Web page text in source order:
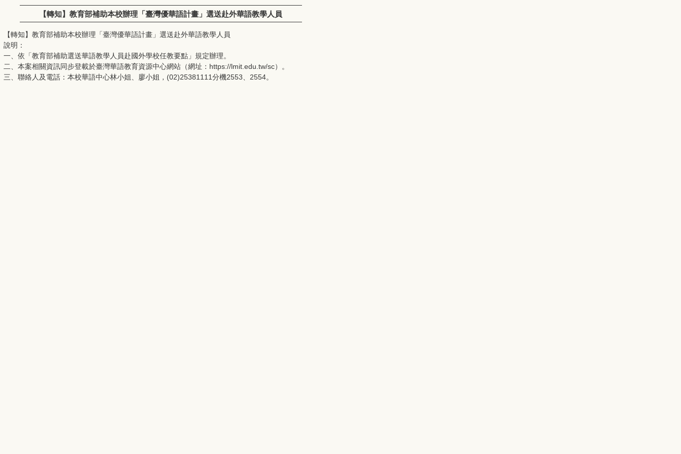
【轉知】教育部補助本校辦理「臺灣優華語計畫」選送赴外華語教學人員
【轉知】教育部補助本校辦理「臺灣優華語計畫」選送赴外華語教學人員
說明：
一、依「教育部補助選送華語教學人員赴國外學校任教要點」規定辦理。
二、本案相關資訊同步登載於臺灣華語教育資源中心網站（網址：https://lmit.edu.tw/sc）。
三、聯絡人及電話：本校華語中心林小姐、廖小姐，(02)25381111分機2553、2554。